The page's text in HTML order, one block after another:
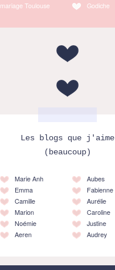
mariage Toulouse
Godiche
Les blogs que j'aime
(beaucoup)
Marie Anh
Emma
Camille
Marion
Noémie
Aeren
Aubes
Fabienne
Aurélie
Caroline
Justine
Audrey